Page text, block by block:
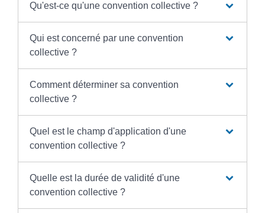
Qu'est-ce qu'une convention collective ?
Qui est concerné par une convention
collective ?
Comment déterminer sa convention
collective ?
Quel est le champ d'application d'une
convention collective ?
Quelle est la durée de validité d'une
convention collective ?